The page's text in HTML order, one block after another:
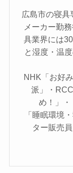
広島市の寝
メーカー勤
具業界には
と湿度・温
NHK「お好
派」・
め！」・
「睡眠環境
ター販売